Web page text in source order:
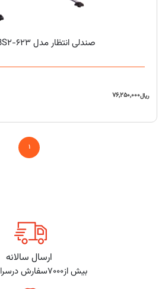
صندلی انتظار مدل WBS2-623 هامون
ریال76,250,000
1
ارسال سالانه
بیش از7000سفارش درسراسر ایران